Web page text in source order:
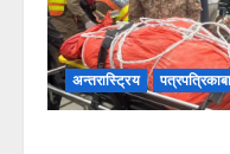
अन्तरास्ट्रिय